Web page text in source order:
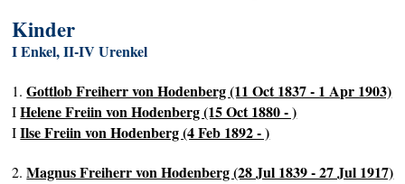
Kinder
I Enkel, II-IV Urenkel
1.Gottlob Freiherr von Hodenberg (11 Oct 1837 - 1 Apr 1903)
IHelene Freiin von Hodenberg (15 Oct 1880 - )
IIlse Freiin von Hodenberg (4 Feb 1892 - )
2.Magnus Freiherr von Hodenberg (28 Jul 1839 - 27 Jul 1917)